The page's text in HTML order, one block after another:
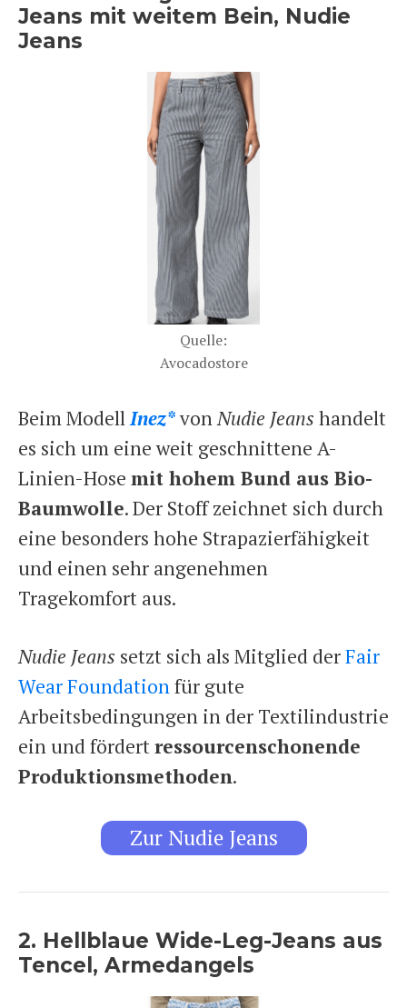
Jeans mit weitem Bein, Nudie
Jeans
Quelle:
Avocadostore
Beim Modell Inez*von Nudie Jeans handelt
es sich um eine weit geschnittene A-
Linien-Hose mit hohem Bund aus Bio-
Baumwolle. Der Stoff zeichnet sich durch
eine besonders hohe Strapazierfähigkeit
und einen sehr angenehmen
Tragekomfort aus.
Nudie Jeans setzt sich als Mitglied derFair
Wear Foundationfür gute
Arbeitsbedingungen in der Textilindustrie
ein und fördertressourcenschonende
Produktionsmethoden.
Zur Nudie Jeans
2. Hellblaue Wide-Leg-Jeans aus
Tencel, Armedangels